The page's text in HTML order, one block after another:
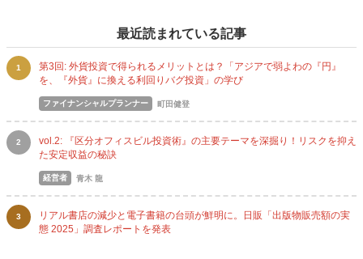
の美容・健康戦略を学べる貴重な90分間です。
最近読まれている記事
1
第3回: 外貨投資で得られるメリットとは？「アジアで弱よわの『円』
を、『外貨』に換える利回りバグ投資」の学び
ファイナンシャルプランナー 町田健登
2
vol.2: 『区分オフィスビル投資術』の主要テーマを深掘り！リスクを抑え
た安定収益の秘訣
経営者 青木 龍
3
リアル書店の減少と電子書籍の台頭が鮮明に。日販「出版物販売額の実
態 2025」調査レポートを発表